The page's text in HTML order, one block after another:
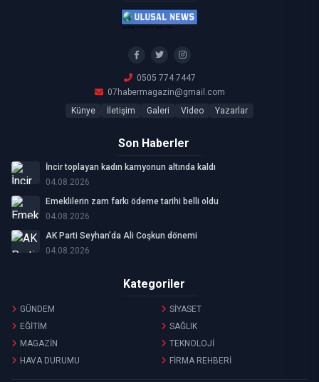
0505 774 7447
07habermagazin@gmail.com
Künye
İletişim Galeri Video Yazarlar
Son Haberler
İncir toplayan kadın kamyonun altında kaldı
04.08.2026
Emeklilerin zam farkı ödeme tarihi belli oldu
04.08.2026
AK Parti Seyhan’da Ali Coşkun dönemi
04.08.2026
Kategoriler
GÜNDEM
SİYASET
EĞİTİM
SAĞLIK
MAGAZİN
TEKNOLOJİ
HAVA DURUMU
FİRMA REHBERİ